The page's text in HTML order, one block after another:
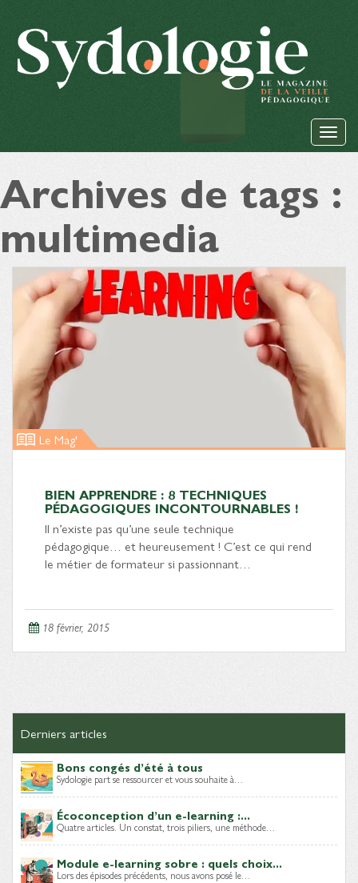
Archives de tags :
multimedia
Le Mag'
BIEN APPRENDRE : 8 TECHNIQUES
PÉDAGOGIQUES INCONTOURNABLES !
Il n’existe pas qu’une seule technique
pédagogique… et heureusement ! C’est ce qui rend
le métier de formateur si passionnant…
18 février, 2015
Derniers articles
Bons congés d’été à tous
Sydologie part se ressourcer et vous souhaite à…
Écoconception d’un e-learning :...
Quatre articles. Un constat, trois piliers, une méthode…
Module e-learning sobre : quels choix...
Lors des épisodes précédents, nous avons posé le…